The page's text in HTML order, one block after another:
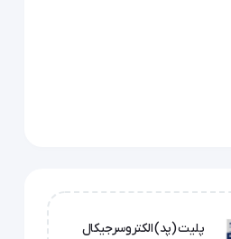
پلیت (پد) الکتروسرجیکال